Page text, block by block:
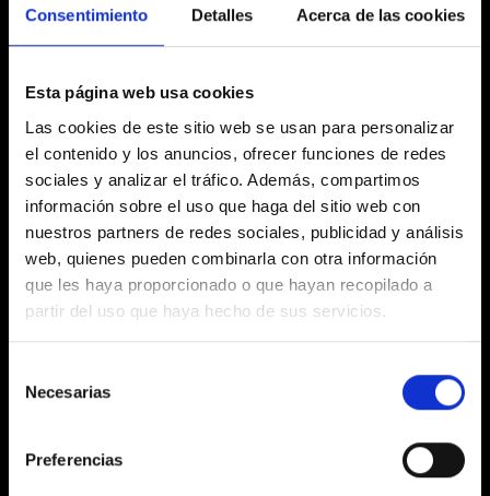
Consentimiento Detalles Acerca de las cookies
Esta página web usa cookies
Las cookies de este sitio web se usan para personalizar
el contenido y los anuncios, ofrecer funciones de redes
sociales y analizar el tráfico. Además, compartimos
información sobre el uso que haga del sitio web con
nuestros partners de redes sociales, publicidad y análisis
web, quienes pueden combinarla con otra información
que les haya proporcionado o que hayan recopilado a
partir del uso que haya hecho de sus servicios.
Necesarias
Preferencias
Consultoría Estratégica
Realizamos evaluaciones exhaustivas de tu
modelo de negocio actual, descubrimos palancas
de crecimiento y desarrollamos estrategias
accionables para:
Aumentar ingresos y participación de
mercado
Mejorar las tasas de conversión
Fortalecer la presencia de la marca
Desbloquear nuevos segmentos de clientes